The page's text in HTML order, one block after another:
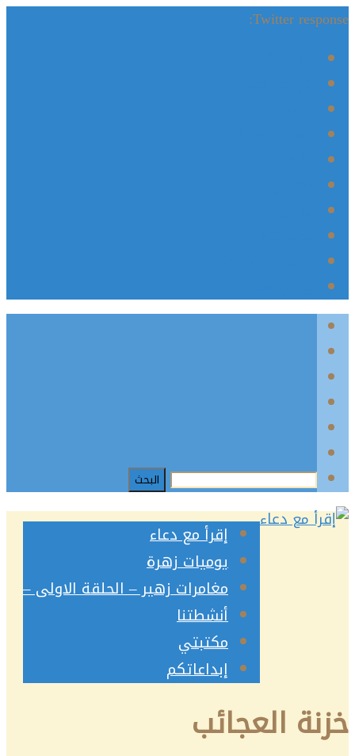
Twitter response:
إقرأ مع دعاء
يوميات زهرة
مغامرات زهير – الحلقة الاولى –
أنشطتنا
مكتبتي
إبداعاتكم
خزنة العجائب